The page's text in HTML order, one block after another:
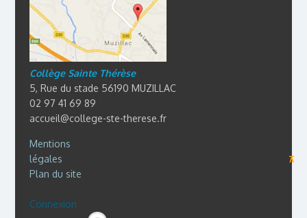
Collège Sainte Thérèse
5, Rue du stade 56190 MUZILLAC
02 97 41 69 89
accueil@college-ste-therese.fr
Mentions
légales
⊼
Plan du site
Connexion